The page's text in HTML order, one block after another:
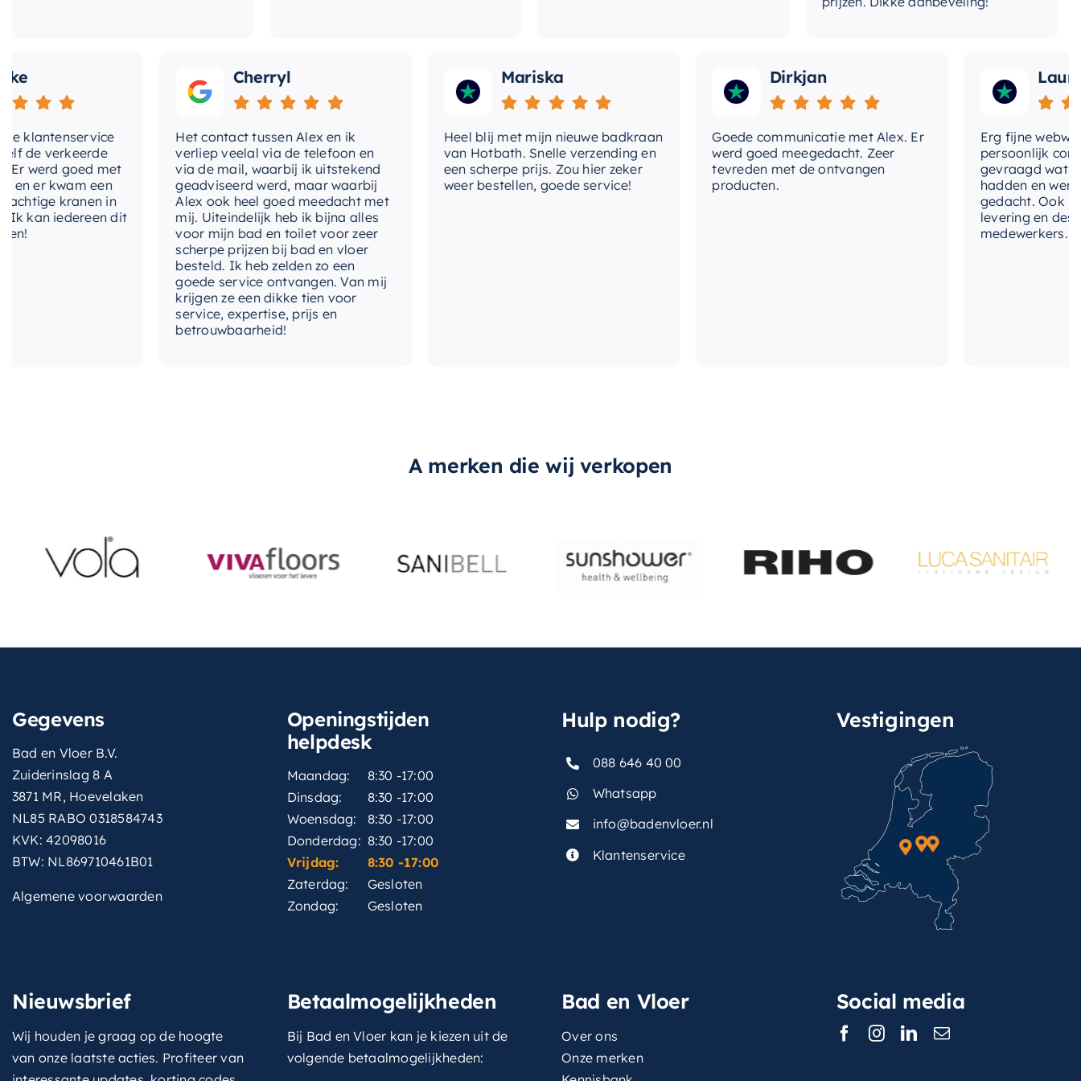
verkeerde
goed met
kwam een
kranen in
iedereen dit
Cherryl
Het contact tussen Alex en ik
verliep veelal via de telefoon en
via de mail, waarbij ik uitstekend
geadviseerd werd, maar waarbij
Alex ook heel goed meedacht met
mij. Uiteindelijk heb ik bijna alles
voor mijn bad en toilet voor zeer
scherpe prijzen bij bad en vloer
besteld. Ik heb zelden zo een
goede service ontvangen. Van mij
krijgen ze een dikke tien voor
service, expertise, prijs en
betrouwbaarheid!
Mariska
Heel blij met mijn nieuwe badkraan
van Hotbath. Snelle verzending en
een scherpe prijs. Zou hier zeker
weer bestellen, goede service!
Dirkjan
Goede communicatie met Alex. Er
werd goed meegedacht. Zeer
tevreden met de ontvangen
producten.
Laura
Erg fijne webwinkel,
persoonlijk contact
gevraagd wat we
hadden en werd met
gedacht. Ook in de
levering en
medewerkers. Wij
A merken die wij verkopen
Gegevens
Bad en Vloer B.V.
Zuiderinslag 8 A
3871 MR, Hoevelaken
NL85 RABO 0318584743
KVK: 42098016
BTW: NL869710461B01
Algemene voorwaarden
Openingstijden
helpdesk
Maandag:
8:30 -17:00
Dinsdag:
8:30 -17:00
Woensdag:
8:30 -17:00
Donderdag: 8:30 -17:00
Vrijdag:
8:30 -17:00
Zaterdag:
Gesloten
Zondag:
Gesloten
Hulp nodig?
088 646 40 00
Whatsapp
info@badenvloer.nl
Klantenservice
Vestigingen
Nieuwsbrief
Wij houden je graag op de hoogte
van onze laatste acties. Profiteer van
Betaalmogelijkheden
Bij Bad en Vloer kan je kiezen uit de
volgende betaalmogelijkheden:
Bad en Vloer
Over ons
Onze merken
Social media